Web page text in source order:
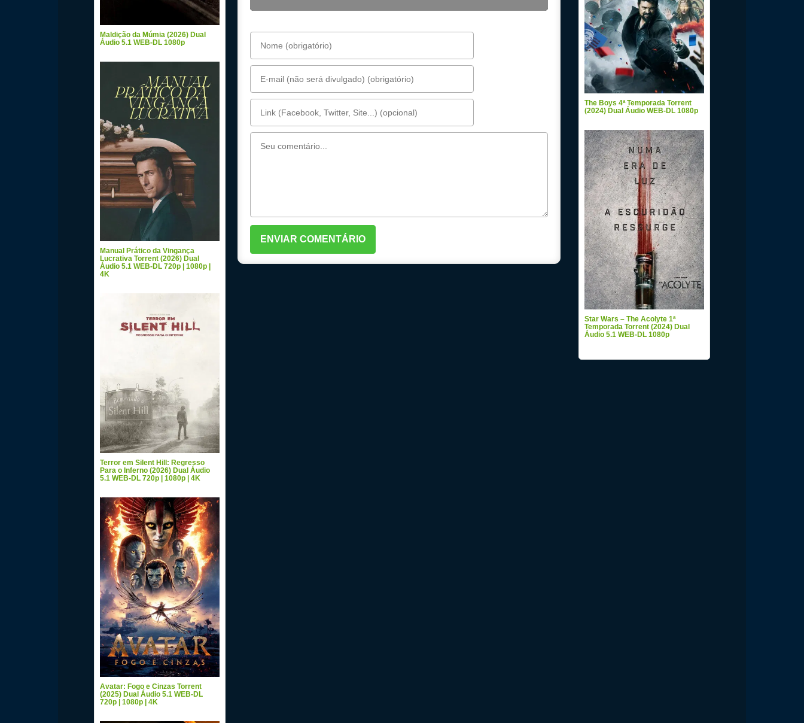
Maldição da Múmia (2026) Dual
Áudio 5.1 WEB-DL 1080p
Manual Prático da Vingança
Lucrativa Torrent (2026) Dual
Áudio 5.1 WEB-DL 720p | 1080p |
4K
Terror em Silent Hill: Regresso
Para o Inferno (2026) Dual Áudio
5.1 WEB-DL 720p | 1080p | 4K
Avatar: Fogo e Cinzas Torrent
(2025) Dual Áudio 5.1 WEB-DL
720p | 1080p | 4K
The Boys 4ª Temporada Torrent
(2024) Dual Áudio WEB-DL 1080p
Star Wars – The Acolyte 1ª
Temporada Torrent (2024) Dual
Áudio 5.1 WEB-DL 1080p